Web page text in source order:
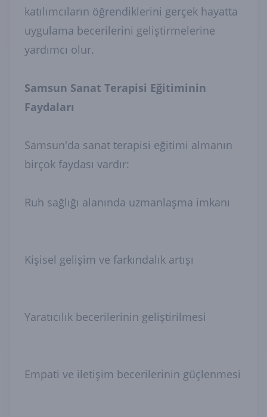
katılımcıların öğrendiklerini gerçek hayatta
uygulama becerilerini geliştirmelerine
yardımcı olur.
Samsun Sanat Terapisi Eğitiminin
Faydaları
Samsun'da sanat terapisi eğitimi almanın
birçok faydası vardır:
Ruh sağlığı alanında uzmanlaşma imkanı
Kişisel gelişim ve farkındalık artışı
Yaratıcılık becerilerinin geliştirilmesi
Empati ve iletişim becerilerinin güçlenmesi